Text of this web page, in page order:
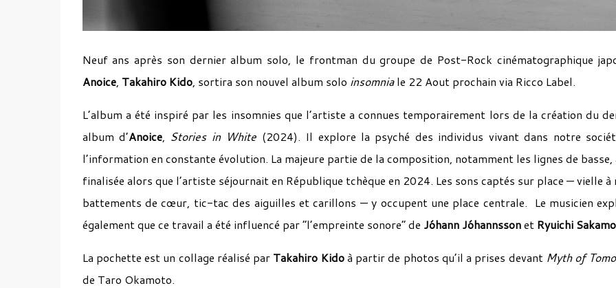
Neuf ans après son dernier album solo, le frontman du groupe de Post-Rock cinématographique
Anoice, Takahiro Kido, sortira son nouvel album solo insomniale 22 Aout prochain via Ricco Label.
L’album a été inspiré par les insomnies que l’artiste a connues temporairement lors de la création du
album d’Anoice, Stories in White (2024). Il explore la psyché des individus vivant dans notre
l’information en constante évolution. La majeure partie de la composition, notamment les lignes de basse,
finalisée alors que l’artiste séjournait en République tchèque en 2024. Les sons captés sur place — vielle à
battements de cœur, tic-tac des aiguilles et carillons — y occupent une place centrale. Le musicien
également que ce travail a été influencé par “l’empreinte sonore” de Jóhann Jóhannssonet Ryuichi
La pochette est un collage réalisé par Takahiro Kidoà partir de photos qu’il a prises devant Myth of
de Taro Okamoto.